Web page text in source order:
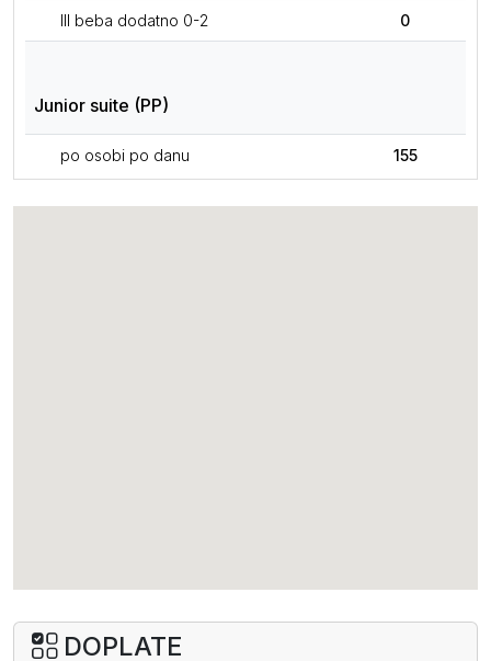
III beba dodatno 0-2 0
Junior suite (PP)
po osobi po danu 155
dodatni krevet 113
DOPLATE